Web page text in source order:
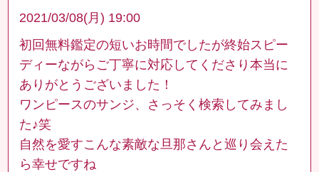
2021/03/08(月) 19:00
初回無料鑑定の短いお時間でしたが終始スピー
ディーながらご丁寧に対応してくださり本当に
ありがとうございました！
ワンピースのサンジ、さっそく検索してみまし
た♪笑
自然を愛すこんな素敵な旦那さんと巡り会えた
ら幸せですね